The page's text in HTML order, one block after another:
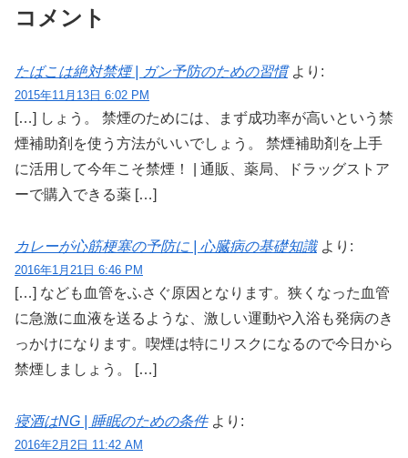
コメント
たばこは絶対禁煙 | ガン予防のための習慣 より:
2015年11月13日 6:02 PM
[…] しょう。 禁煙のためには、まず成功率が高いという禁
煙補助剤を使う方法がいいでしょう。 禁煙補助剤を上手
に活用して今年こそ禁煙！ | 通販、薬局、ドラッグストア
ーで購入できる薬 […]
カレーが心筋梗塞の予防に | 心臓病の基礎知識 より:
2016年1月21日 6:46 PM
[…] なども血管をふさぐ原因となります。狭くなった血管
に急激に血液を送るような、激しい運動や入浴も発病のき
っかけになります。喫煙は特にリスクになるので今日から
禁煙しましょう。 […]
寝酒はNG | 睡眠のための条件 より:
2016年2月2日 11:42 AM